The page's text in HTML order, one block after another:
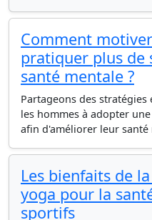
Comment
pratiquer plus
santé mentale ?
Partageons des
les hommes à adopter
afin d'améliorer leur santé
Les bienfaits de
yoga pour la
sportifs